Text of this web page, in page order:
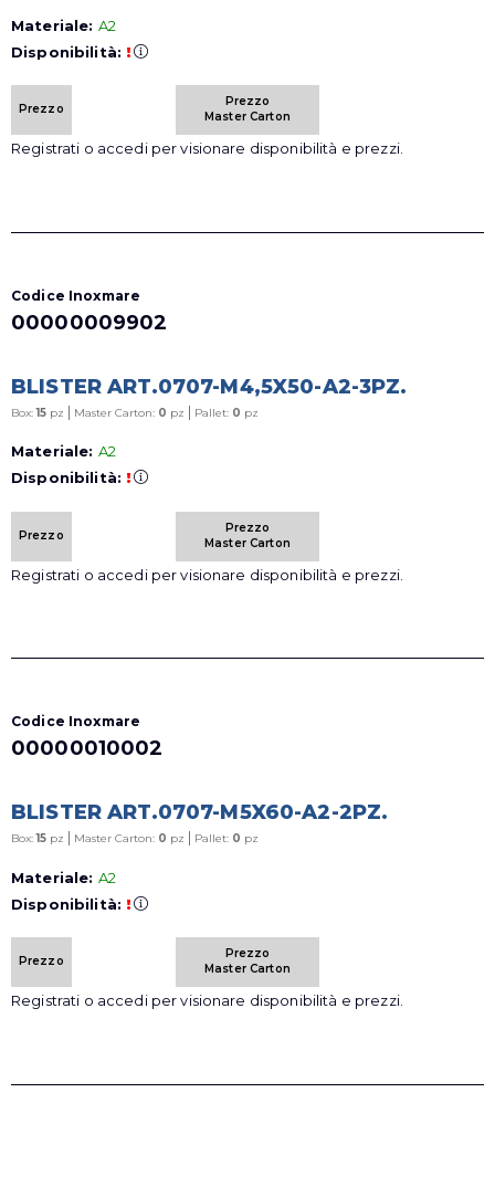
Materiale: A2
Disponibilità: !
Prezzo
Prezzo
Master Carton
Registrati o accedi per visionare disponibilità e prezzi.
Codice Inoxmare
00000009902
BLISTER ART.0707-M4,5X50-A2-3PZ.
Box:15 pz | Master Carton: 0 pz | Pallet: 0 pz
Materiale: A2
Disponibilità: !
Prezzo
Prezzo
Master Carton
Registrati o accedi per visionare disponibilità e prezzi.
Codice Inoxmare
00000010002
BLISTER ART.0707-M5X60-A2-2PZ.
Box:15 pz | Master Carton: 0 pz | Pallet: 0 pz
Materiale: A2
Disponibilità: !
Prezzo
Prezzo
Master Carton
Registrati o accedi per visionare disponibilità e prezzi.